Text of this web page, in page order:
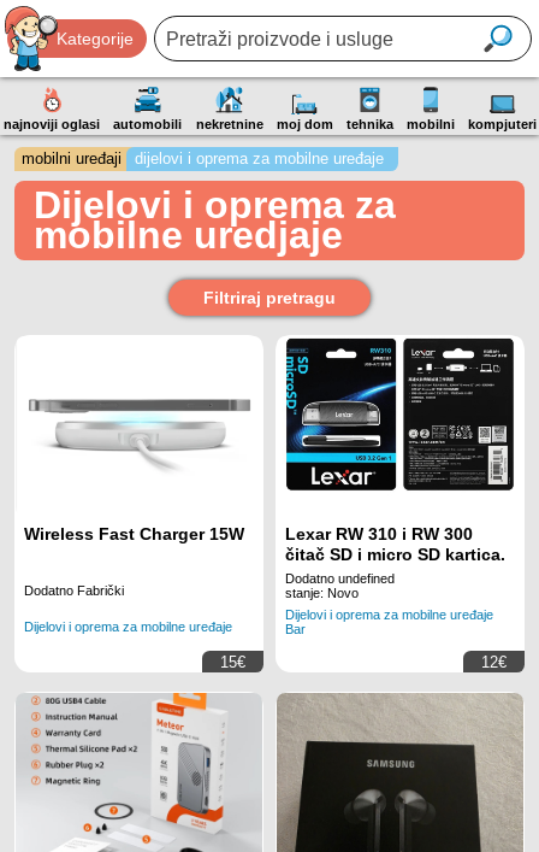
Kategorije
najnoviji oglasi automobili nekretnine moj dom tehnika mobilni kompjuteri
mobilni uređaji dijelovi i oprema za mobilne uređaje
Dijelovi i oprema za
mobilne uredjaje
Filtriraj pretragu
Wireless Fast Charger 15W
Dodatno Fabrički
Dijelovi i oprema za mobilne uređaje
15€
Lexar RW 310 i RW 300
čitač SD i micro SD kartica.
Dodatno undefined
stanje: Novo
Dijelovi i oprema za mobilne uređaje
Bar
12€